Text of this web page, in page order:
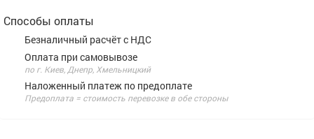
Способы оплаты
Безналичный расчёт с НДС
Оплата при самовывозе
по г. Киев, Днепр, Хмельницкий
Наложенный платеж по предоплате
Предоплата = стоимость перевозке в обе стороны